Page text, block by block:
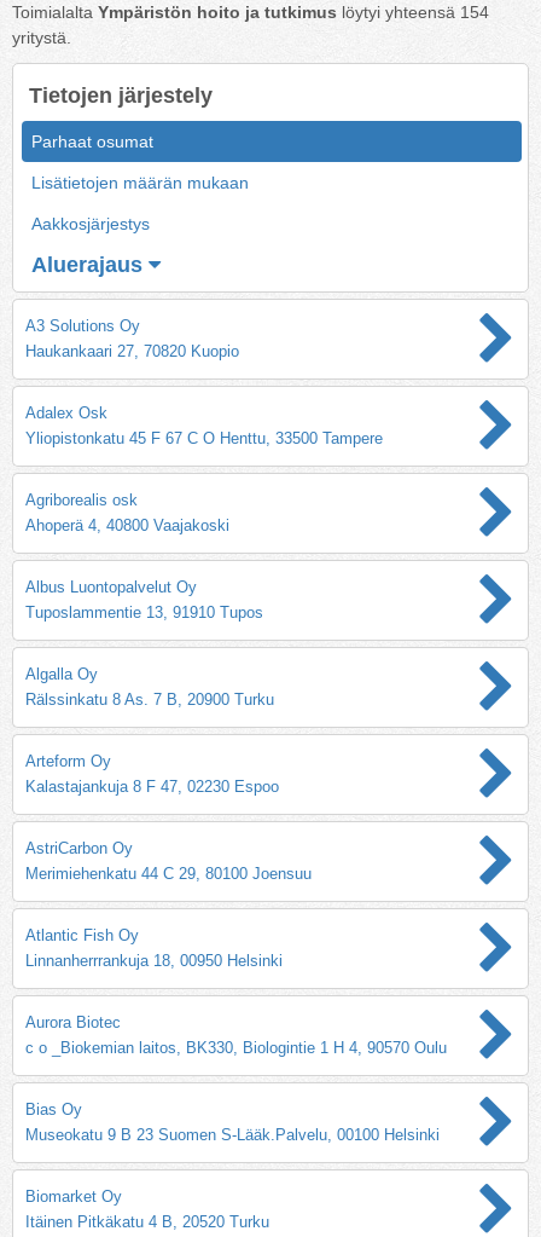
Toimialalta Ympäristön hoito ja tutkimus löytyi yhteensä 154
yritystä.
Tietojen järjestely
Parhaat osumat
Lisätietojen määrän mukaan
Aakkosjärjestys
Aluerajaus
A3 Solutions Oy
Haukankaari 27, 70820 Kuopio
Adalex Osk
Yliopistonkatu 45 F 67 C O Henttu, 33500 Tampere
Agriborealis osk
Ahoperä 4, 40800 Vaajakoski
Albus Luontopalvelut Oy
Tuposlammentie 13, 91910 Tupos
Algalla Oy
Rälssinkatu 8 As. 7 B, 20900 Turku
Arteform Oy
Kalastajankuja 8 F 47, 02230 Espoo
AstriCarbon Oy
Merimiehenkatu 44 C 29, 80100 Joensuu
Atlantic Fish Oy
Linnanherrrankuja 18, 00950 Helsinki
Aurora Biotec
c o _Biokemian laitos, BK330, Biologintie 1 H 4, 90570 Oulu
Bias Oy
Museokatu 9 B 23 Suomen S-Lääk.Palvelu, 00100 Helsinki
Biomarket Oy
Itäinen Pitkäkatu 4 B, 20520 Turku